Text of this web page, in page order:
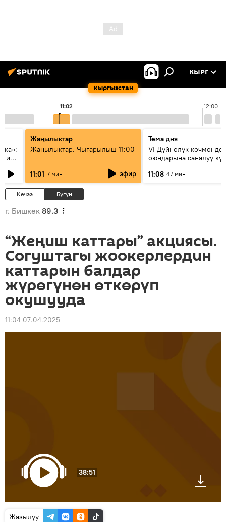
Кыргызстан
КЫРГ
12:00
11:02
и
Жаңылыктар
Жаңылыктар. Чыгарылыш 11:00
11:01 7 мин эфир
Тема дня
VI Дүйнөлүк
оюндарына саналуу
этапка жетти?
11:08 47 мин
Кечээ Бүгүн
г. Бишкек 89.3
“Жеңиш каттары” акциясы.
Согуштагы жоокерлердин
каттарын балдар
жүрөгүнөн өткөрүп
окушууда
11:04 07.04.2025
38:51
Жазылуу